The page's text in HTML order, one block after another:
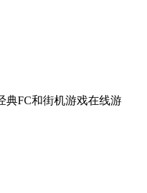
典FC和街机游戏在线游